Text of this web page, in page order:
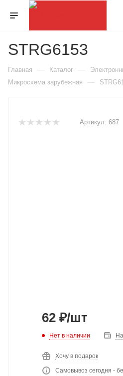
STRG6153
Главная — Каталог —
Микросхема зарубежная —
Артикул: 687
62 ₽/шт
Нет в наличии
Хочу в подарок
Самовывоз сегодня -